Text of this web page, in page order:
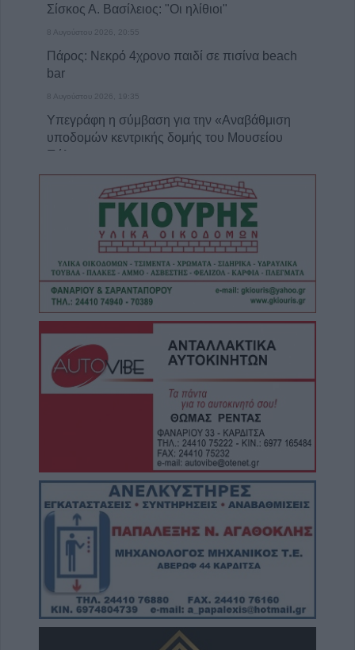
Σίσκος Α. Βασίλειος: "Οι ηλίθιοι"
8 Αυγούστου 2026, 20:55
Πάρος: Νεκρό 4χρονο παιδί σε πισίνα beach
bar
8 Αυγούστου 2026, 19:35
Υπεγράφη η σύμβαση για την «Αναβάθμιση
υποδομών κεντρικής δομής του Μουσείου
Πόλης»
8 Αυγούστου 2026, 19:33
Την Κυριακή 9 Αυγούστου η κηδεία του
Κωνσταντίνου Βογιατζή
8 Αυγούστου 2026, 19:28
Την Δευτέρα 10 Αυγούστου η κηδεία του
Κωνσταντίνου Πλεξίδα
8 Αυγούστου 2026, 19:13
Την Κυριακή 9 Αυγούστου η κηδεία της
Θωμαΐτσας Τσιούκα
8 Αυγούστου 2026, 17:42
Μετώπη: Χωρίς τις αισθήσεις του
ανασύρθηκε από την θάλασσα 43χρονος
Σε αναζήτηση λύσης για το χρόνιο
πρόβλημα των ανεπιτήρητων βοοειδών σε
κοινότητες του Δήμου Παλαμά
8 Αυγούστου 2026, 14:49
Ακυρώθηκε απόφαση του Περιφερειάρχη
Θεσσαλίας Δημ. Κουρέτα για το θαλάσσιο
σκι στη λίμνη Σμοκόβου
8 Αυγούστου 2026, 13:44
Συνεδρίαση Επιτροπής Εκτίμησης Κινδύνου
για τους ισχυρούς ανέμους και τις υψηλές